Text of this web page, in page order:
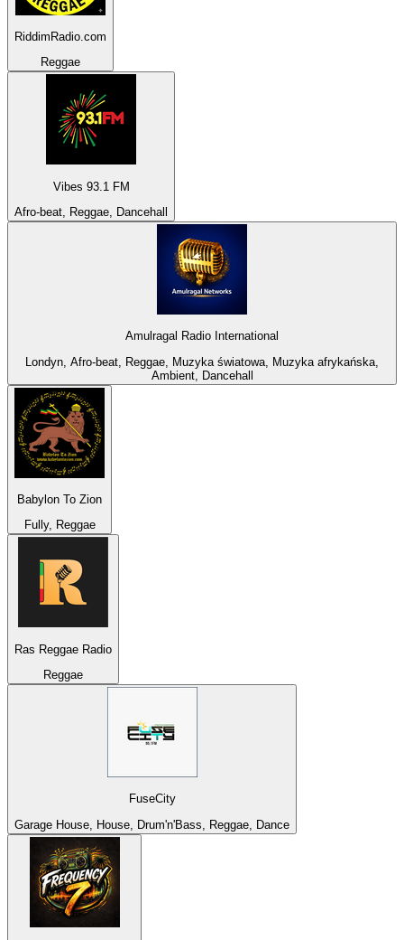
RiddimRadio.com
Reggae
Vibes 93.1 FM
Afro-beat, Reggae, Dancehall
Amulragal Radio International
Londyn, Afro-beat, Reggae, Muzyka światowa, Muzyka afrykańska,
Ambient, Dancehall
Babylon To Zion
Fully, Reggae
Ras Reggae Radio
Reggae
FuseCity
Garage House, House, Drum'n'Bass, Reggae, Dance